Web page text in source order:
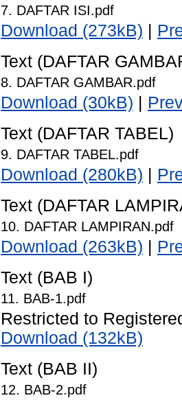
7. DAFTAR ISI.pdf
Download (273kB)
Text (DAFTAR
8. DAFTAR GAMBAR.pdf
Download (30kB)
Text (DAFTAR TABEL)
9. DAFTAR TABEL.pdf
Download (280kB)
Text (DAFTAR
10. DAFTAR LAMPIRAN.pdf
Download (263kB)
Text (BAB I)
11. BAB-1.pdf
Restricted to
Download (132kB)
Text (BAB II)
12. BAB-2.pdf